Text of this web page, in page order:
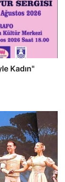
Kadın"